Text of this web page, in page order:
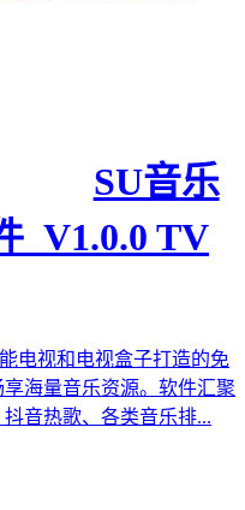
SU音乐
_V1.0.0 TV
电视和电视盒子打造的免
海量音乐资源。软件汇聚
音热歌、各类音乐排...